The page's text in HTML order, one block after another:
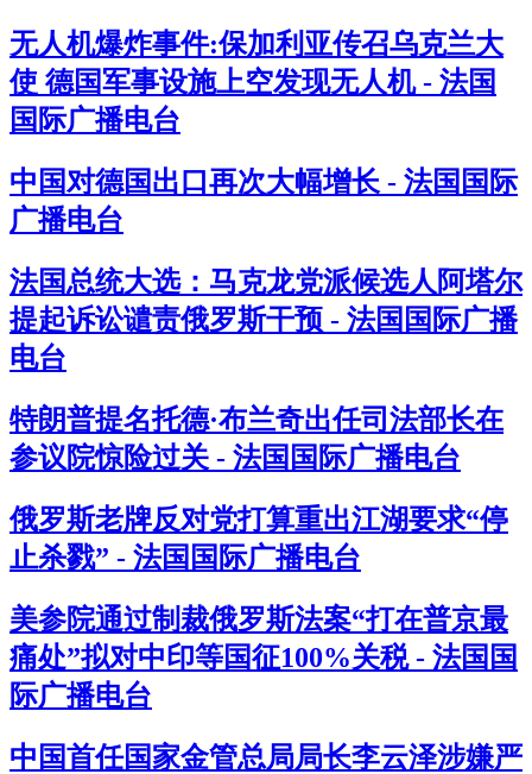
无人机爆炸事件:保加利亚传召乌克兰大
使 德国军事设施上空发现无人机 - 法国
国际广播电台
中国对德国出口再次大幅增长 - 法国国际
广播电台
法国总统大选：马克龙党派候选人阿塔尔
提起诉讼谴责俄罗斯干预 - 法国国际广播
电台
特朗普提名托德·布兰奇出任司法部长在
参议院惊险过关 - 法国国际广播电台
俄罗斯老牌反对党打算重出江湖要求“停
止杀戮” - 法国国际广播电台
美参院通过制裁俄罗斯法案“打在普京最
痛处”拟对中印等国征100%关税 - 法国国
际广播电台
中国首任国家金管总局局长李云泽涉嫌严